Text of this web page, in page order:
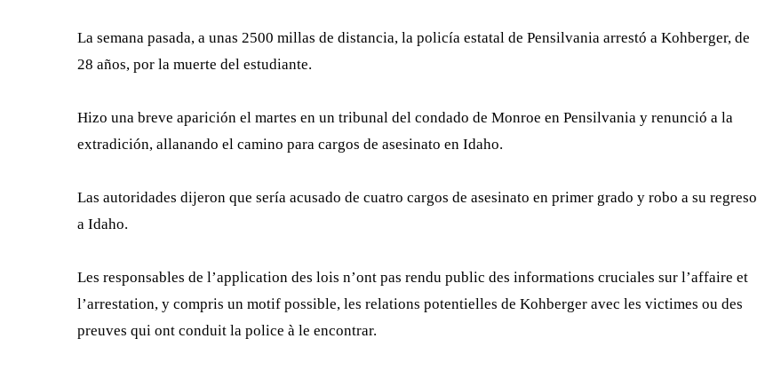
La semana pasada, a unas 2500 millas de distancia, la policía estatal de Pensilvania arrestó a Kohberger, de
28 años, por la muerte del estudiante.
Hizo una breve aparición el martes en un tribunal del condado de Monroe en Pensilvania y renunció a la
extradición, allanando el camino para cargos de asesinato en Idaho.
Las autoridades dijeron que sería acusado de cuatro cargos de asesinato en primer grado y robo a su regreso
a Idaho.
Les responsables de l’application des lois n’ont pas rendu public des informations cruciales sur l’affaire et
l’arrestation, y compris un motif possible, les relations potentielles de Kohberger avec les victimes ou des
preuves qui ont conduit la police à le encontrar.